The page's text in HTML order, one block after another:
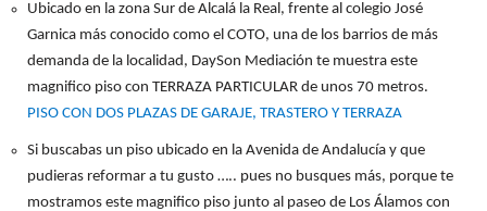
Ubicado en la zona Sur de Alcalá la Real, frente al colegio José
Garnica más conocido como el COTO, una de los barrios de más
demanda de la localidad, DaySon Mediación te muestra este
magnifico piso con TERRAZA PARTICULAR de unos 70 metros.
PISO CON DOS PLAZAS DE GARAJE, TRASTERO Y TERRAZA
Si buscabas un piso ubicado en la Avenida de Andalucía y que
pudieras reformar a tu gusto ….. pues no busques más, porque te
mostramos este magnifico piso junto al paseo de Los Álamos con